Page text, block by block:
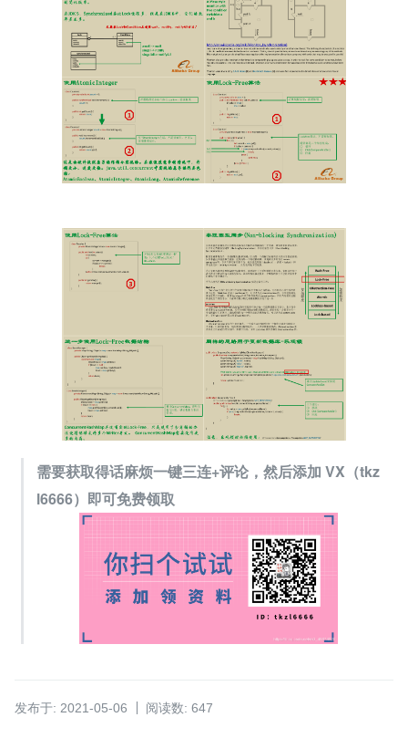
需要获取得话麻烦一键三连+评论，然后添加 VX（tkz
l6666）即可免费领取
发布于: 2021-05-06 阅读数: 647